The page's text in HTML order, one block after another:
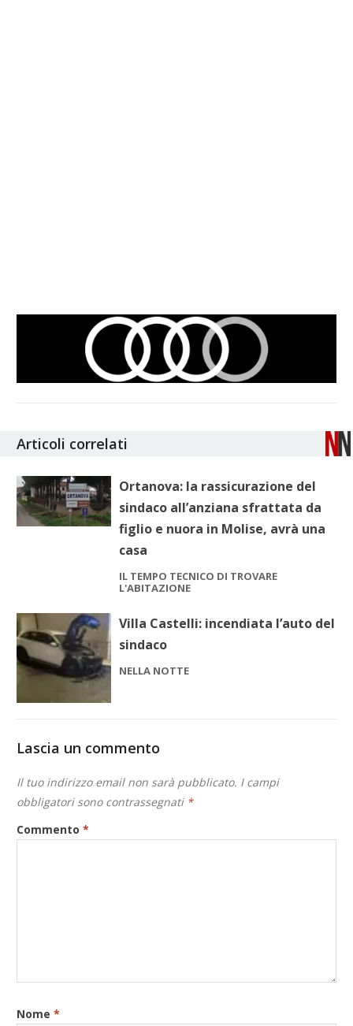
Articoli correlati
Ortanova: la rassicurazione del
sindaco all’anziana sfrattata da
figlio e nuora in Molise, avrà una
casa
IL TEMPO TECNICO DI TROVARE
L'ABITAZIONE
Villa Castelli: incendiata l’auto del
sindaco
NELLA NOTTE
Lascia un commento
Il tuo indirizzo email non sarà pubblicato. I campi
obbligatori sono contrassegnati *
Commento*
Nome*